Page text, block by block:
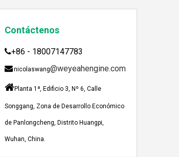
Contáctenos
+86 - 18007147783
nicolaswang@weyeahengine.com
Planta 1ª, Edificio 3, Nº 6, Calle
Songgang, Zona de Desarrollo Económico
de Panlongcheng, Distrito Huangpi,
Wuhan, China.
Recientemente, el generador de Biogás